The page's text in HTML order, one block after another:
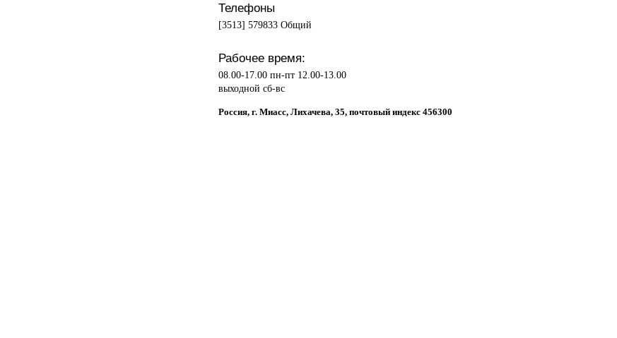
Телефоны
[3513] 579833 Общий
Рабочее время:
08.00-17.00 пн-пт 12.00-13.00
выходной сб-вс
Россия, г. Миасс, Лихачева, 35, почтовый индекс 456300